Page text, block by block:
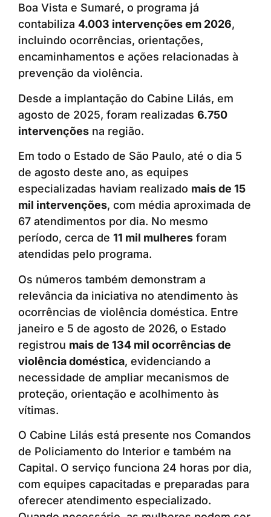
Boa Vista e Sumaré, o programa já
contabiliza 4.003 intervenções em 2026,
incluindo ocorrências, orientações,
encaminhamentos e ações relacionadas à
prevenção da violência.
Desde a implantação do Cabine Lilás, em
agosto de 2025, foram realizadas 6.750
intervenções na região.
Em todo o Estado de São Paulo, até o dia 5
de agosto deste ano, as equipes
especializadas haviam realizado mais de 15
mil intervenções, com média aproximada de
67 atendimentos por dia. No mesmo
período, cerca de 11 mil mulheres foram
atendidas pelo programa.
Os números também demonstram a
relevância da iniciativa no atendimento às
ocorrências de violência doméstica. Entre
janeiro e 5 de agosto de 2026, o Estado
registrou mais de 134 mil ocorrências de
violência doméstica, evidenciando a
necessidade de ampliar mecanismos de
proteção, orientação e acolhimento às
vítimas.
O Cabine Lilás está presente nos Comandos
de Policiamento do Interior e também na
Capital. O serviço funciona 24 horas por dia,
com equipes capacitadas e preparadas para
oferecer atendimento especializado.